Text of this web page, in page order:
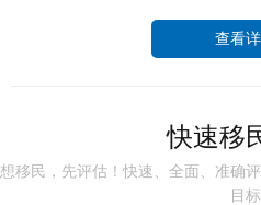
查看
快速移
想移民，先评估！快速、全面、准确
目标